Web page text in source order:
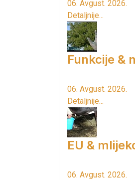
06. Avgust. 2026.
Detaljnije...
Funkcije &
06. Avgust. 2026.
Detaljnije...
EU &
06. Avgust. 2026.